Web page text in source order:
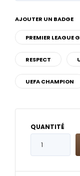
AJOUTER UN BADGE
PREMIER LEAGUE
RESPECT
UEFA CHAMPION
QUANTITÉ